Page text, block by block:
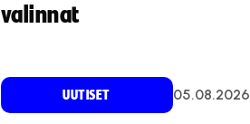
valinnat
UUTISET 05.08.2026